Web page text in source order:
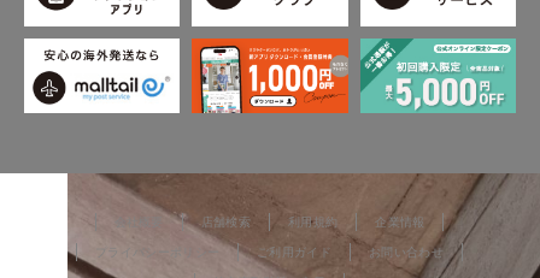
店舗検索 利用規約 企業情報
プライバシーポリシー ご利用ガイド お問い合わせ